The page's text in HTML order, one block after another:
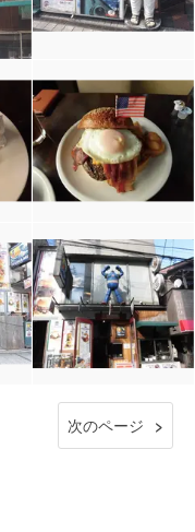
次のページ